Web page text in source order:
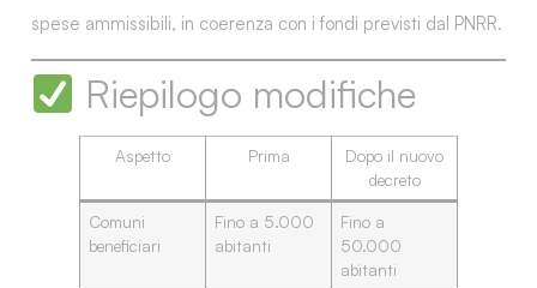
spese ammissibili, in coerenza con i fondi previsti dal PNRR.
Riepilogo modifiche
Aspetto Prima
Dopo il nuovo
decreto
Comuni
beneficiari
Fino a 5.000
abitanti
Fino a
50.000
abitanti